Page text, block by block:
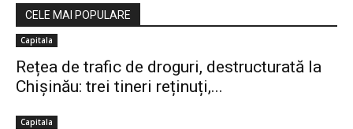
CELE MAI POPULARE
Capitala
Rețea de trafic de droguri, destructurată la
Chișinău: trei tineri reținuți,...
Capitala